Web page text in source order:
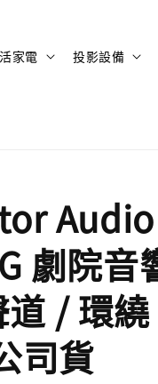
家電 投影設備
劇院音
/ 環
司貨